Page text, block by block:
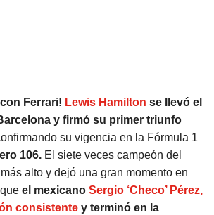
Ferrari! Lewis Hamilton se llevó el
y firmó su primer triunfo
su vigencia en la Fórmula 1
106. El siete veces campeón del
alto y dejó una gran momento en
el mexicano Sergio ‘Checo’ Pérez,
consistente y terminó en la